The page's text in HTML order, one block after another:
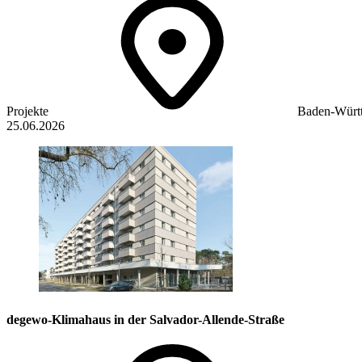
Projekte
Baden-
25.06.2026
degewo-Klimahaus in der Salvador-Allende-Straße